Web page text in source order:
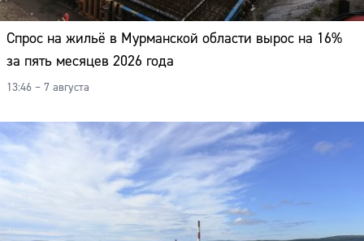
Спрос на жильё в Мурманской области вырос на 16%
за пять месяцев 2026 года
13:46 – 7 августа